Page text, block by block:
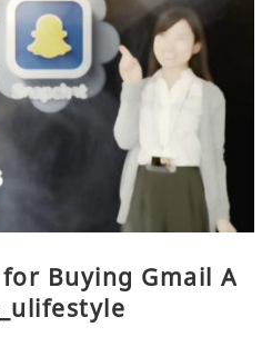
Buying Gmail A